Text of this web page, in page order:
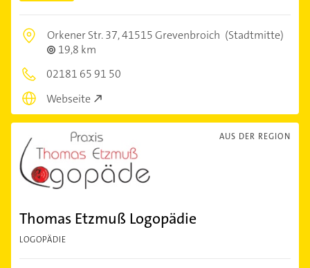
Orkener Str. 37,41515 Grevenbroich (Stadtmitte)
19,8 km
02181 65 91 50
Webseite
AUS DER REGION
Thomas Etzmuß Logopädie
LOGOPÄDIE